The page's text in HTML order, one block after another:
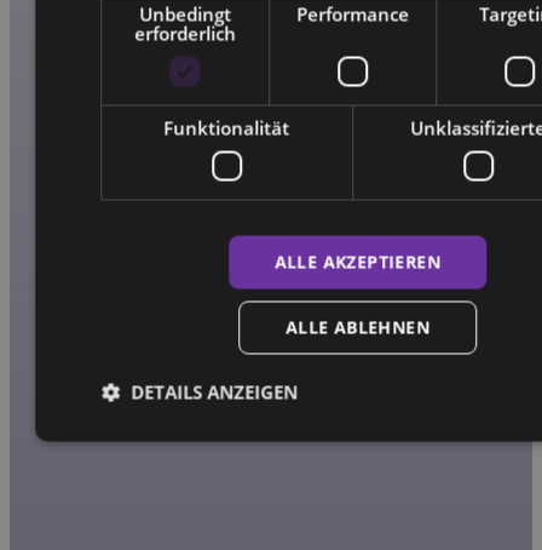
Unbedingt
erforderlich
Performance
Funktionalität
ALLE AKZEPTIEREN
ALLE ABLEHNEN
DETAILS ANZEIGEN